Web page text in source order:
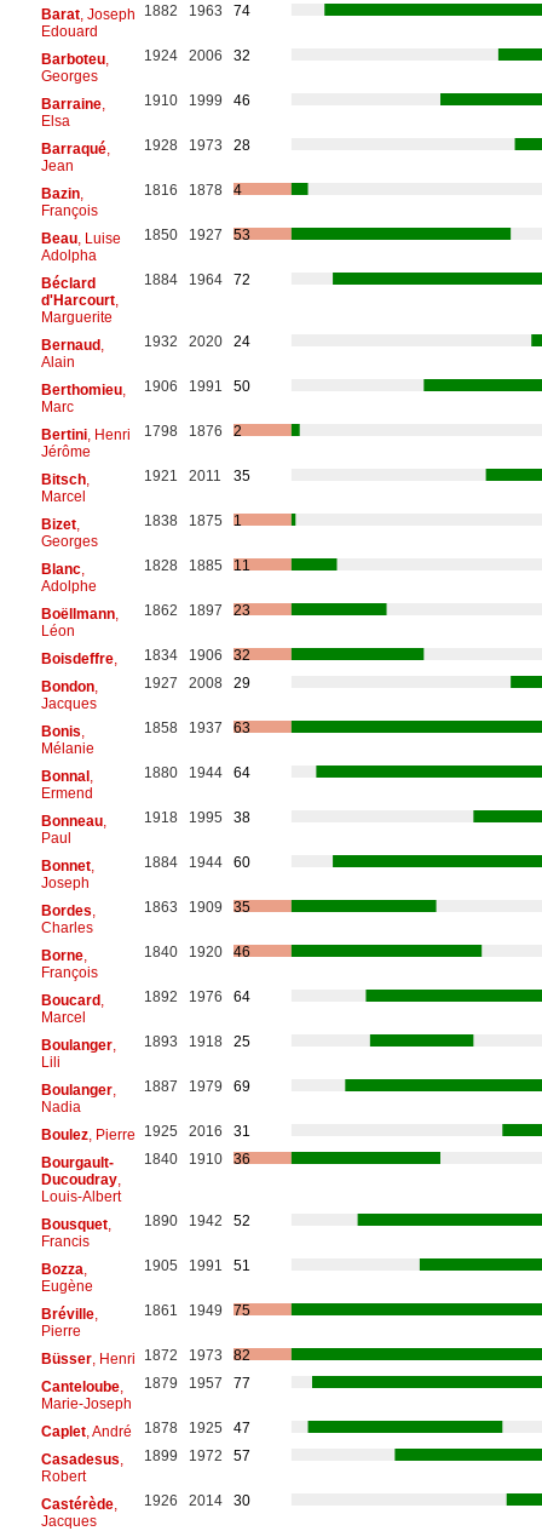
Barat, Joseph
Edouard
1882 1963 74
Barboteu,
Georges
1924 2006 32
Barraine,
Elsa
1910 1999 46
Barraqué,
Jean
1928 1973 28
Bazin,
François
1816 1878 4
Beau, Luise
Adolpha
1850 1927 53
Béclard
d'Harcourt,
Marguerite
1884 1964 72
Bernaud,
Alain
1932 2020 24
Berthomieu,
Marc
1906 1991 50
Bertini, Henri
Jérôme
1798 1876 2
Bitsch,
Marcel
1921 2011 35
Bizet,
Georges
1838 1875 1
Blanc,
Adolphe
1828 1885 11
Boëllmann,
Léon
1862 1897 23
Boisdeffre, 1834 1906
32
Bondon,
Jacques
1927 2008 29
Bonis
Mélanie
1858 1937 63
Bonnal,
Ermend
1880 1944 64
Bonneau,
Paul
1918 1995 38
Bonnet,
Joseph
1884 1944 60
Bordes
Charles
1863 1909 35
Borne,
François
1840 1920 46
Boucard,
Marcel
1892 1976 64
Boulanger,
Lili
1893 1918 25
Boulanger,
Nadia
1887 1979 69
Boulez, Pierre 1925 2016
31
Bourgault-
Ducoudray,
Louis-Albert
1840 1910 36
Bousquet,
Francis
1890 1942 52
Bozza
Eugène
1905 1991 51
Bréville,
Pierre
1861 1949 75
Büsser, Henri 1872 1973
82
Canteloube,
Marie-Joseph
1879 1957 77
Caplet, André 1878 1925
47
Casadesus
Robert
1899 1972 57
Castérède,
Jacques
1926 2014 30